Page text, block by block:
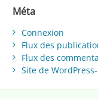
Méta
Connexion
Flux des
Flux des
Site de WordPress-